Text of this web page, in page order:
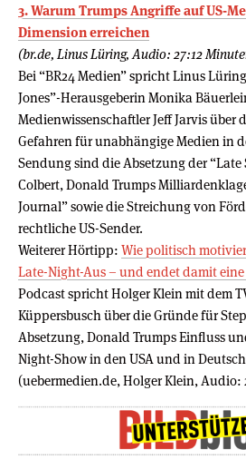
3. Warum Trumps Angriffe auf US-
Dimension erreichen
(br.de, Linus Lüring, Audio: 27:12
Bei “BR24 Medien” spricht Linus
Jones”-Herausgeberin Monika
Medienwissenschaftler Jeff Jarvis über
Gefahren für unabhängige Medien in
Sendung sind die Absetzung der “Late
Colbert, Donald Trumps
Journal” sowie die Streichung von
rechtliche US-Sender.
Weiterer Hörtipp: Wie politisch
Late-Night-Aus – und endet damit eine
Podcast spricht Holger Klein mit dem
Küppersbusch über die Gründe für
Absetzung, Donald Trumps Einfluss
Night-Show in den USA und in
(uebermedien.de, Holger Klein, Audio: